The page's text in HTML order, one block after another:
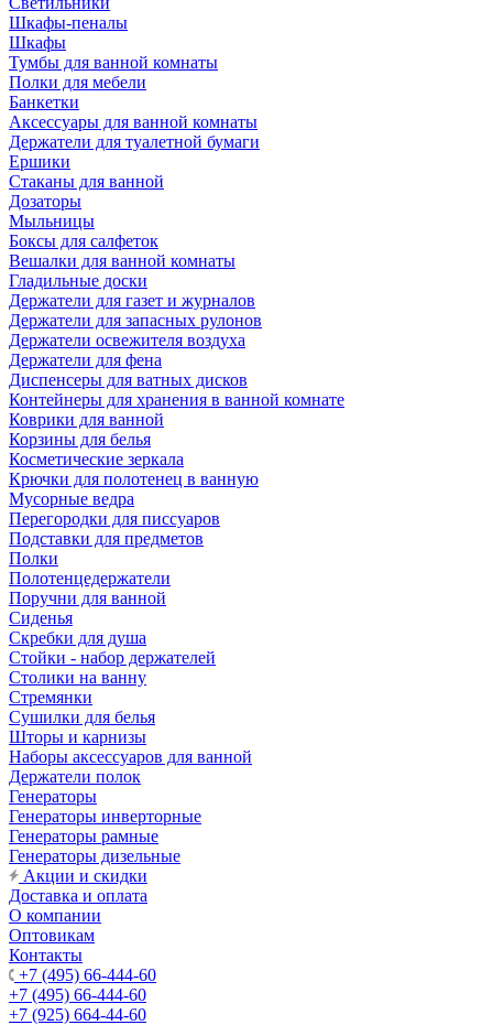
Шкафы-пеналы
Шкафы
Тумбы для ванной комнаты
Полки для мебели
Банкетки
Аксессуары для ванной комнаты
Держатели для туалетной бумаги
Ершики
Стаканы для ванной
Дозаторы
Мыльницы
Боксы для салфеток
Вешалки для ванной комнаты
Гладильные доски
Держатели для газет и журналов
Держатели для запасных рулонов
Держатели освежителя воздуха
Держатели для фена
Диспенсеры для ватных дисков
Контейнеры для хранения в ванной комнате
Коврики для ванной
Корзины для белья
Косметические зеркала
Крючки для полотенец в ванную
Мусорные ведра
Перегородки для писсуаров
Подставки для предметов
Полки
Полотенцедержатели
Поручни для ванной
Сиденья
Скребки для душа
Стойки - набор держателей
Столики на ванну
Стремянки
Сушилки для белья
Шторы и карнизы
Наборы аксессуаров для ванной
Держатели полок
Генераторы
Генераторы инверторные
Генераторы рамные
Генераторы дизельные
Акции и скидки
Доставка и оплата
О компании
Оптовикам
Контакты
+7 (495) 66-444-60
+7 (495) 66-444-60
+7 (925) 664-44-60